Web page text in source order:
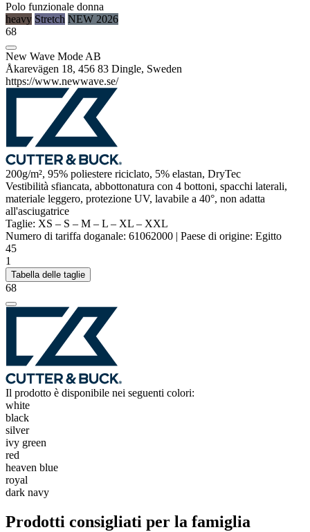
Polo funzionale donna
heavy Stretch NEW 2026
68
New Wave Mode AB
Åkarevägen 18, 456 83 Dingle, Sweden
https://www.newwave.se/
200g/m², 95% poliestere riciclato, 5% elastan, DryTec
Vestibilità sfiancata, abbottonatura con 4 bottoni, spacchi laterali,
materiale leggero, protezione UV, lavabile a 40°, non adatta
all'asciugatrice
Taglie: XS – S – M – L – XL – XXL
Numero di tariffa doganale: 61062000 | Paese di origine: Egitto
45
1
Tabella delle taglie
68
Il prodotto è disponibile nei seguenti colori:
white
black
silver
ivy green
red
heaven blue
royal
dark navy
Prodotti consigliati per la famiglia